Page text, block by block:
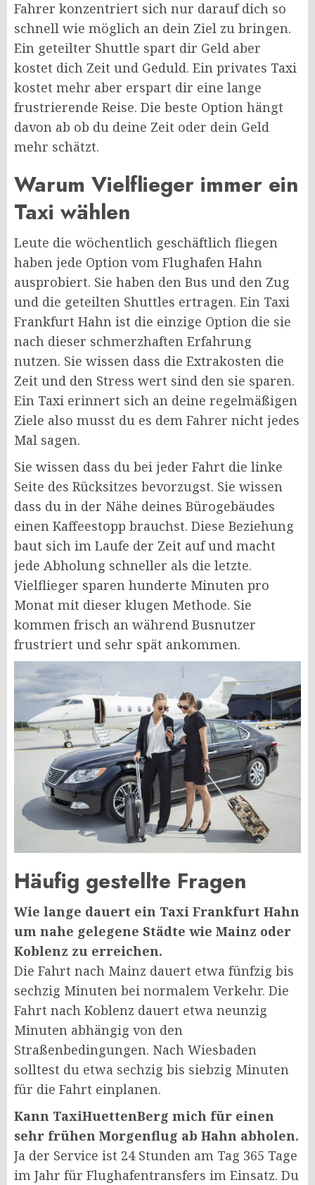
Fahrer konzentriert sich nur darauf dich so
schnell wie möglich an dein Ziel zu bringen.
Ein geteilter Shuttle spart dir Geld aber
kostet dich Zeit und Geduld. Ein privates Taxi
kostet mehr aber erspart dir eine lange
frustrierende Reise. Die beste Option hängt
davon ab ob du deine Zeit oder dein Geld
mehr schätzt.
Warum Vielflieger immer ein
Taxi wählen
Leute die wöchentlich geschäftlich fliegen
haben jede Option vom Flughafen Hahn
ausprobiert. Sie haben den Bus und den Zug
und die geteilten Shuttles ertragen. Ein Taxi
Frankfurt Hahn ist die einzige Option die sie
nach dieser schmerzhaften Erfahrung
nutzen. Sie wissen dass die Extrakosten die
Zeit und den Stress wert sind den sie sparen.
Ein Taxi erinnert sich an deine regelmäßigen
Ziele also musst du es dem Fahrer nicht jedes
Mal sagen.
Sie wissen dass du bei jeder Fahrt die linke
Seite des Rücksitzes bevorzugst. Sie wissen
dass du in der Nähe deines Bürogebäudes
einen Kaffeestopp brauchst. Diese Beziehung
baut sich im Laufe der Zeit auf und macht
jede Abholung schneller als die letzte.
Vielflieger sparen hunderte Minuten pro
Monat mit dieser klugen Methode. Sie
kommen frisch an während Busnutzer
frustriert und sehr spät ankommen.
Häufig gestellte Fragen
Wie lange dauert ein Taxi Frankfurt Hahn
um nahe gelegene Städte wie Mainz oder
Koblenz zu erreichen.
Die Fahrt nach Mainz dauert etwa fünfzig bis
sechzig Minuten bei normalem Verkehr. Die
Fahrt nach Koblenz dauert etwa neunzig
Minuten abhängig von den
Straßenbedingungen. Nach Wiesbaden
solltest du etwa sechzig bis siebzig Minuten
für die Fahrt einplanen.
Kann TaxiHuettenBerg mich für einen
sehr frühen Morgenflug ab Hahn abholen.
Ja der Service ist 24 Stunden am Tag 365 Tage
im Jahr für Flughafentransfers im Einsatz. Du